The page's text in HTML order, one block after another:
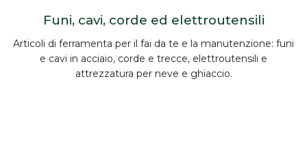
Funi, cavi, corde ed elettroutensili
Articoli di ferramenta per il fai da te e la manutenzione: funi
e cavi in acciaio, corde e trecce, elettroutensili e
attrezzatura per neve e ghiaccio.